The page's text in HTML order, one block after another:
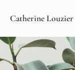
Catherine